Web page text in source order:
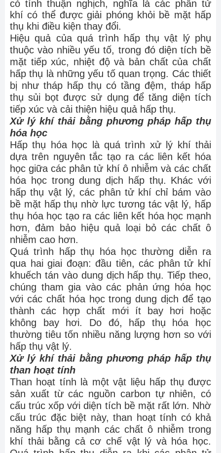
có tính thuận nghịch, nghĩa là các phân tử
khí có thể được giải phóng khỏi bề mặt hấp
thụ khi điều kiện thay đổi.
Hiệu quả của quá trình hấp thụ vật lý phụ
thuộc vào nhiều yếu tố, trong đó diện tích bề
mặt tiếp xúc, nhiệt độ và bản chất của chất
hấp thụ là những yếu tố quan trọng. Các thiết
bị như tháp hấp thụ có tầng đệm, tháp hấp
thụ sủi bọt được sử dụng để tăng diện tích
tiếp xúc và cải thiện hiệu quả hấp thụ.
Xử lý khí thải bằng phương pháp hấp thụ
hóa học
Hấp thụ hóa học là quá trình xử lý khí thải
dựa trên nguyên tắc tạo ra các liên kết hóa
học giữa các phân tử khí ô nhiễm và các chất
hóa học trong dung dịch hấp thụ. Khác với
hấp thụ vật lý, các phân tử khí chỉ bám vào
bề mặt hấp thụ nhờ lực tương tác vật lý, hấp
thụ hóa học tạo ra các liên kết hóa học mạnh
hơn, đảm bảo hiệu quả loại bỏ các chất ô
nhiễm cao hơn.
Quá trình hấp thụ hóa học thường diễn ra
qua hai giai đoạn: đầu tiên, các phân tử khí
khuếch tán vào dung dịch hấp thụ. Tiếp theo,
chúng tham gia vào các phản ứng hóa học
với các chất hóa học trong dung dịch để tạo
thành các hợp chất mới ít bay hơi hoặc
không bay hơi. Do đó, hấp thụ hóa học
thường tiêu tốn nhiều năng lượng hơn so với
hấp thụ vật lý.
Xử lý khí thải bằng phương pháp hấp thụ
than hoạt tính
Than hoạt tính là một vật liệu hấp thụ được
sản xuất từ các nguồn carbon tự nhiên, có
cấu trúc xốp với diện tích bề mặt rất lớn. Nhờ
cấu trúc đặc biệt này, than hoạt tính có khả
năng hấp thụ mạnh các chất ô nhiễm trong
khí thải bằng cả cơ chế vật lý và hóa học.